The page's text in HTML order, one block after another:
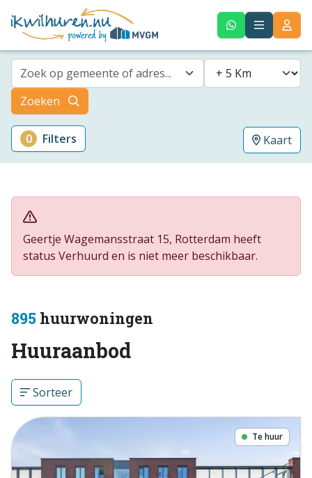
Zoek op gemeente of adres...
Zoeken
0 Filters Kaart
Geertje Wagemansstraat 15, Rotterdam heeft
status Verhuurd en is niet meer beschikbaar.
895 huurwoningen
Huuraanbod
Sorteer
Te huur